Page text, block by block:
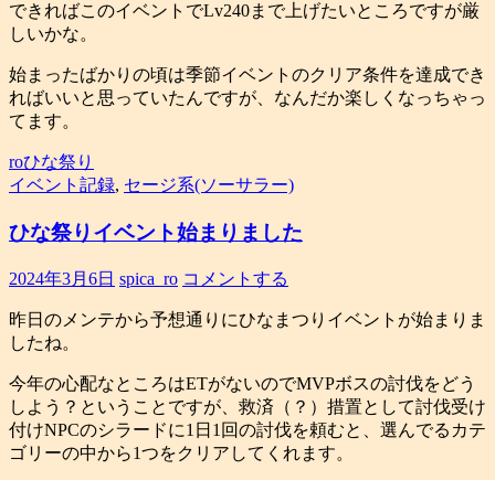
できればこのイベントでLv240まで上げたいところですが厳
しいかな。
始まったばかりの頃は季節イベントのクリア条件を達成でき
ればいいと思っていたんですが、なんだか楽しくなっちゃっ
てます。
roひな祭り
イベント記録, セージ系(ソーサラー)
ひな祭りイベント始まりました
2024年3月6日 spica_ro コメントする
昨日のメンテから予想通りにひなまつりイベントが始まりま
したね。
今年の心配なところはETがないのでMVPボスの討伐をどう
しよう？ということですが、救済（？）措置として討伐受け
付けNPCのシラードに1日1回の討伐を頼むと、選んでるカテ
ゴリーの中から1つをクリアしてくれます。